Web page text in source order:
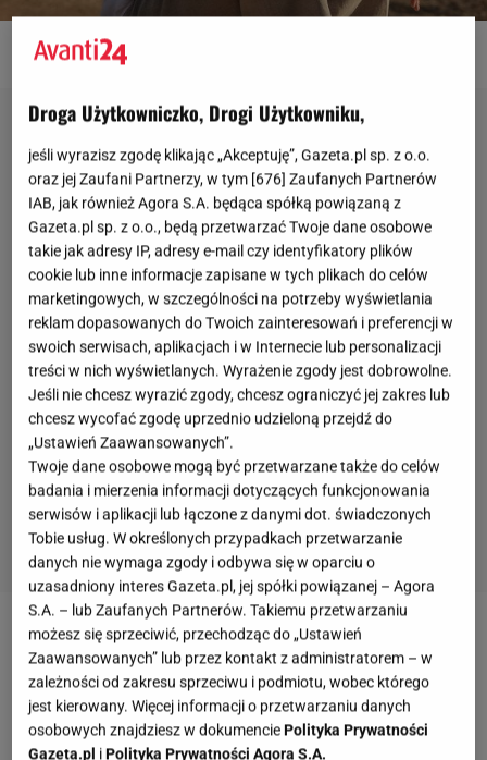
fot. materiały prasowe
Minimalistyczna kapsuła Vistula: len w roli głównej
Letnia elegancja w wydaniu Vistuli przybiera formę
minimalistycznej kapsuły, która odpowiada na jedno
Droga Użytkowniczko, Drogi Użytkowniku,
jeśli wyrazisz zgodę klikając „Akceptuję”, Gazeta.pl sp. z o.o.
oraz jej Zaufani Partnerzy, w tym [676] Zaufanych Partnerów
IAB, jak również Agora S.A. będąca spółką powiązaną z
Gazeta.pl sp. z o.o., będą przetwarzać Twoje dane osobowe
takie jak adresy IP, adresy e-mail czy identyfikatory plików
cookie lub inne informacje zapisane w tych plikach do celów
marketingowych, w szczególności na potrzeby wyświetlania
reklam dopasowanych do Twoich zainteresowań i preferencji w
swoich serwisach, aplikacjach i w Internecie lub personalizacji
treści w nich wyświetlanych. Wyrażenie zgody jest dobrowolne.
Jeśli nie chcesz wyrazić zgody, chcesz ograniczyć jej zakres lub
chcesz wycofać zgodę uprzednio udzieloną przejdź do
„Ustawień Zaawansowanych”.
Twoje dane osobowe mogą być przetwarzane także do celów
badania i mierzenia informacji dotyczących funkcjonowania
serwisów i aplikacji lub łączone z danymi dot. świadczonych
Tobie usług. W określonych przypadkach przetwarzanie
danych nie wymaga zgody i odbywa się w oparciu o
uzasadniony interes Gazeta.pl, jej spółki powiązanej – Agora
S.A. – lub Zaufanych Partnerów. Takiemu przetwarzaniu
możesz się sprzeciwić, przechodząc do „Ustawień
Zaawansowanych” lub przez kontakt z administratorem – w
zależności od zakresu sprzeciwu i podmiotu, wobec którego
jest kierowany. Więcej informacji o przetwarzaniu danych
osobowych znajdziesz w dokumenciePolityka Prywatności
Gazeta.pl iPolityka Prywatności Agora S.A.